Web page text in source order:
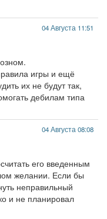
04 Августа 11:51
игры и ещё
их не будут так,
дебилам типа
04 Августа 08:08
его введенным
желании. Если бы
неправильный
и не планировал